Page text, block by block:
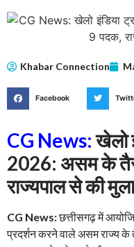
Khabar Connection
Facebook
CG News:खेलो
2026: असम के
राज्यपाल से की
CG News:छत्तीसगढ़ में
प्रदर्शन करने वाले असम राज्य